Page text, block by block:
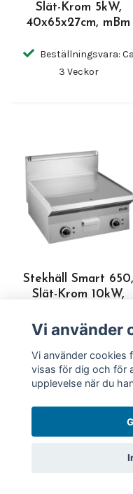
Slät-Krom 5kW,
40x65x27cm, mBm
Beställningsvara: Ca
3 Veckor
Stekhäll Smart 650,
Slät-Krom 10kW,
3 Veckor
Vi använder
Vi använder cookies
visas för dig och för
upplevelse när du